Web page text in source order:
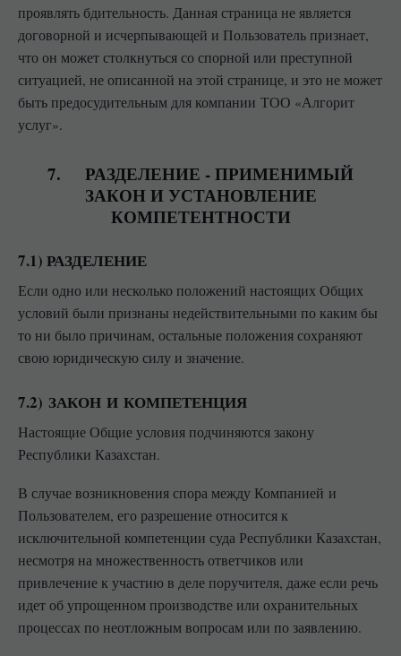
проявлять бдительность. Данная страница не является
договорной и исчерпывающей и Пользователь признает,
что он может столкнуться со спорной или преступной
ситуацией, не описанной на этой странице, и это не может
быть предосудительным для компании ТОО «Алгорит
услуг».
7. РАЗДЕЛЕНИЕ - ПРИМЕНИМЫЙ
ЗАКОН И УСТАНОВЛЕНИЕ
КОМПЕТЕНТНОСТИ
7.1) РАЗДЕЛЕНИЕ
Если одно или несколько положений настоящих Общих
условий были признаны недействительными по каким бы
то ни было причинам, остальные положения сохраняют
свою юридическую силу и значение.
7.2) ЗАКОН И КОМПЕТЕНЦИЯ
Настоящие Общие условия подчиняются закону
Республики Казахстан.
В случае возникновения спора между Компанией и
Пользователем, его разрешение относится к
исключительной компетенции суда Республики Казахстан,
несмотря на множественность ответчиков или
привлечение к участию в деле поручителя, даже если речь
идет об упрощенном производстве или охранительных
процессах по неотложным вопросам или по заявлению.